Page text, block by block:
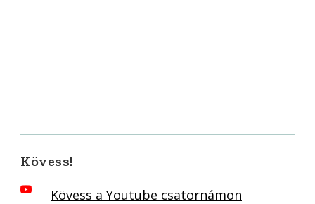
Kövess!
Kövess a Youtube csatornámon